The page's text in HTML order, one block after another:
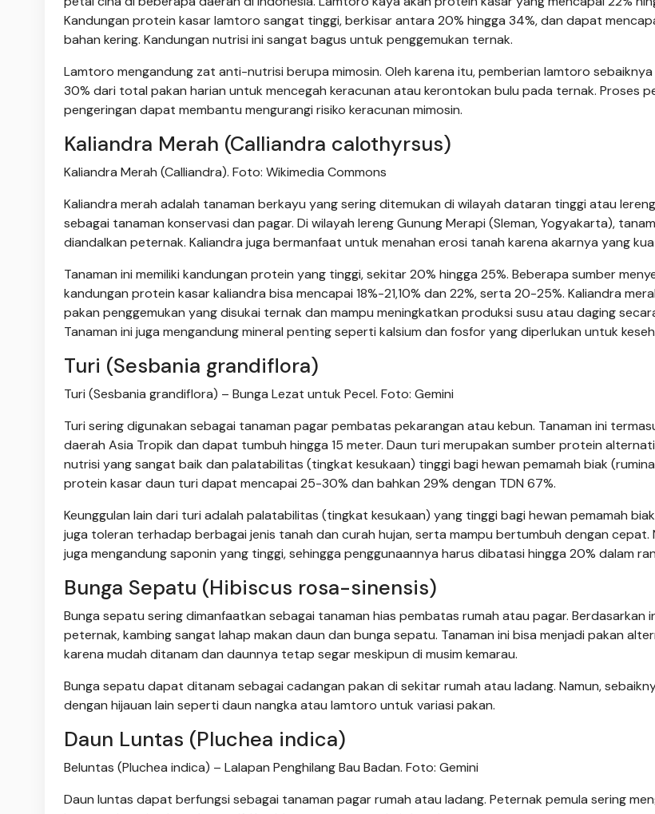
Kandungan protein kasar lamtoro sangat tinggi, berkisar antara 20% hingga 34%, dan dapat
bahan kering. Kandungan nutrisi ini sangat bagus untuk penggemukan ternak.
Lamtoro mengandung zat anti-nutrisi berupa mimosin. Oleh karena itu, pemberian lamtoro
30% dari total pakan harian untuk mencegah keracunan atau kerontokan bulu pada ternak. Proses
pengeringan dapat membantu mengurangi risiko keracunan mimosin.
Kaliandra Merah (Calliandra calothyrsus)
Kaliandra Merah (Calliandra). Foto: Wikimedia Commons
Kaliandra merah adalah tanaman berkayu yang sering ditemukan di wilayah dataran tinggi atau
sebagai tanaman konservasi dan pagar. Di wilayah lereng Gunung Merapi (Sleman, Yogyakarta),
diandalkan peternak. Kaliandra juga bermanfaat untuk menahan erosi tanah karena akarnya yang
Tanaman ini memiliki kandungan protein yang tinggi, sekitar 20% hingga 25%. Beberapa sumber
kandungan protein kasar kaliandra bisa mencapai 18%-21,10% dan 22%, serta 20-25%. Kaliandra
pakan penggemukan yang disukai ternak dan mampu meningkatkan produksi susu atau daging
Tanaman ini juga mengandung mineral penting seperti kalsium dan fosfor yang diperlukan untuk
Turi (Sesbania grandiflora)
Turi (Sesbania grandiflora) – Bunga Lezat untuk Pecel. Foto: Gemini
Turi sering digunakan sebagai tanaman pagar pembatas pekarangan atau kebun. Tanaman ini
daerah Asia Tropik dan dapat tumbuh hingga 15 meter. Daun turi merupakan sumber protein
nutrisi yang sangat baik dan palatabilitas (tingkat kesukaan) tinggi bagi hewan pemamah biak
protein kasar daun turi dapat mencapai 25-30% dan bahkan 29% dengan TDN 67%.
Keunggulan lain dari turi adalah palatabilitas (tingkat kesukaan) yang tinggi bagi hewan pemamah
juga toleran terhadap berbagai jenis tanah dan curah hujan, serta mampu bertumbuh dengan cepat.
juga mengandung saponin yang tinggi, sehingga penggunaannya harus dibatasi hingga 20% dalam
Bunga Sepatu (Hibiscus rosa-sinensis)
Bunga sepatu sering dimanfaatkan sebagai tanaman hias pembatas rumah atau pagar. Berdasarkan
peternak, kambing sangat lahap makan daun dan bunga sepatu. Tanaman ini bisa menjadi pakan
karena mudah ditanam dan daunnya tetap segar meskipun di musim kemarau.
Bunga sepatu dapat ditanam sebagai cadangan pakan di sekitar rumah atau ladang. Namun,
dengan hijauan lain seperti daun nangka atau lamtoro untuk variasi pakan.
Daun Luntas (Pluchea indica)
Beluntas (Pluchea indica) – Lalapan Penghilang Bau Badan. Foto: Gemini
Daun luntas dapat berfungsi sebagai tanaman pagar rumah atau ladang. Peternak pemula sering